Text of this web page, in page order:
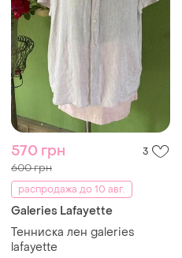
570 грн 3
600 грн
распродажа до 10 авг.
Galeries Lafayette
Тенниска лен galeries
lafayette